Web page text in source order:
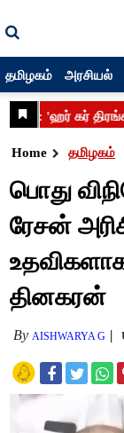
தமிழகம் அரசியல்
Home தமிழகம்
பொது
ரேசன்
தினகரன்
By AISHWARYA G